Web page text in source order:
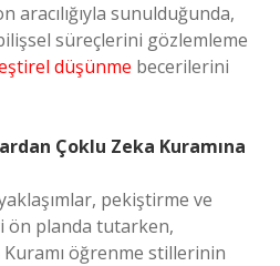
sunulduğunda,
süreçlerini gözlemleme
düşünme becerilerini
Çoklu Zeka Kuramına
pekiştirme ve
ön planda tutarken,
Kuramı öğrenme stillerinin